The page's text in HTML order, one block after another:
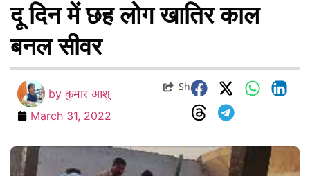
दू दिन में छह लोग खातिर काल
बनल सीवर
by कुमार आशू
March 31, 2022
Share